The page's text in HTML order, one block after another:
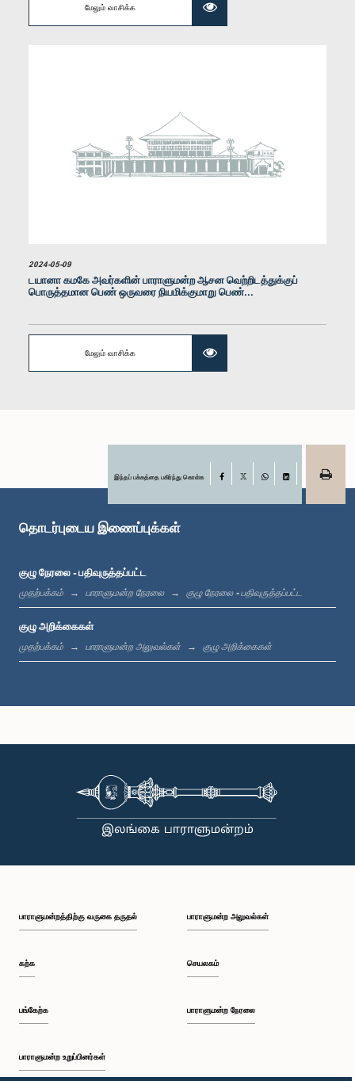
கௌரவ (திருமதி) ரோஹினீ குமாரி விஜேரத்ன, பா.உ.
மேலும் வாசிக்க
2024-05-09
டயானா கமகே அவர்களின் பாராளுமன்ற ஆசன வெற்றிடத்துக்குப்
பொருத்தமான பெண் ஒருவரை நியமிக்குமாறு பெண்...
மேலும் வாசிக்க
இந்தப் பக்கத்தை பகிர்ந்து கொள்க Facebook
LinkedIn
தொடர்புடைய இணைப்புக்கள்
குழு நேரலை - பதிவுருத்தப்பட்ட
முதற்பக்கம் பாராளுமன்ற நேரலை குழு நேரலை - பதிவுருத்தப்பட்ட
குழு அறிக்கைகள்
முதற்பக்கம் பாராளுமன்ற அலுவல்கள் குழு அறிக்கைகள்
பாராளுமன்றத்திற்கு வருகை தருதல்
கற்க
பங்கேற்க
பாராளுமன்ற உறுப்பினர்கள்
பாராளுமன்ற அலுவல்கள்
செயலகம்
பாராளுமன்ற நேரலை